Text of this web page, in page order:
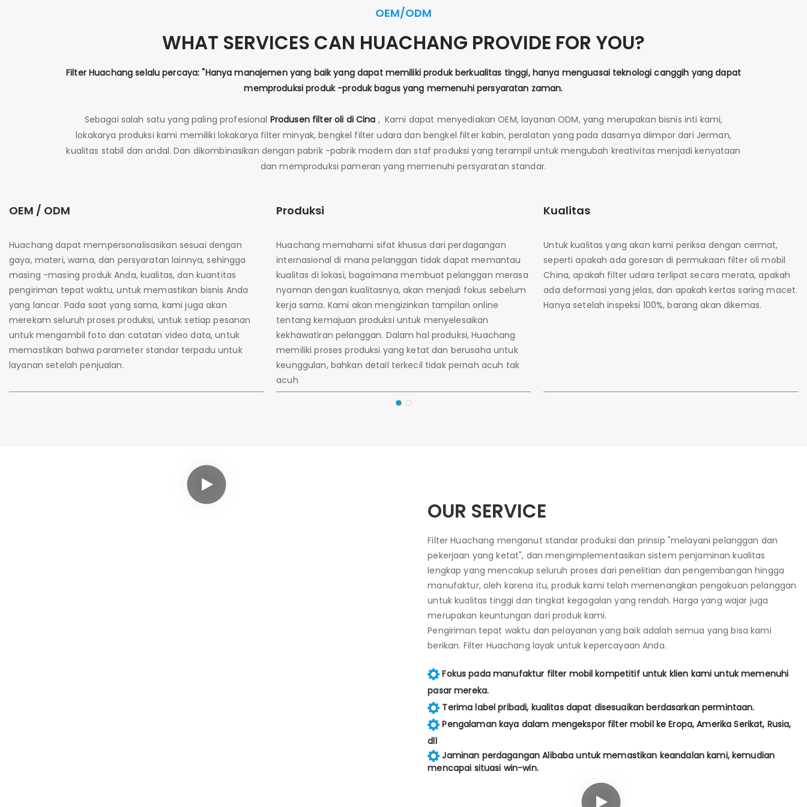
OEM/ODM
WHAT SERVICES CAN HUACHANG PROVIDE FOR YOU?
Filter Huachang selalu percaya: "Hanya manajemen yang baik yang dapat memiliki produk berkualitas tinggi, hanya menguasai teknologi canggih yang dapat
memproduksi produk -produk bagus yang memenuhi persyaratan zaman.
Sebagai salah satu yang paling profesional Produsen filter oli di Cina , Kami dapat menyediakan OEM, layanan ODM, yang merupakan bisnis inti kami,
lokakarya produksi kami memiliki lokakarya filter minyak, bengkel filter udara dan bengkel filter kabin, peralatan yang pada dasarnya diimpor dari Jerman,
kualitas stabil dan andal. Dan dikombinasikan dengan pabrik -pabrik modern dan staf produksi yang terampil untuk mengubah kreativitas menjadi kenyataan
dan memproduksi pameran yang memenuhi persyaratan standar.
OEM / ODM
Huachang dapat mempersonalisasikan sesuai dengan
gaya, materi, warna, dan persyaratan lainnya, sehingga
masing -masing produk Anda, kualitas, dan kuantitas
pengiriman tepat waktu, untuk memastikan bisnis Anda
yang lancar. Pada saat yang sama, kami juga akan
merekam seluruh proses produksi, untuk setiap pesanan
untuk mengambil foto dan catatan video data, untuk
memastikan bahwa parameter standar terpadu untuk
layanan setelah penjualan.
Produksi
Huachang memahami sifat khusus dari perdagangan
internasional di mana pelanggan tidak dapat memantau
kualitas di lokasi, bagaimana membuat pelanggan merasa
nyaman dengan kualitasnya, akan menjadi fokus sebelum
kerja sama. Kami akan mengizinkan tampilan online
tentang kemajuan produksi untuk menyelesaikan
kekhawatiran pelanggan. Dalam hal produksi, Huachang
memiliki proses produksi yang ketat dan berusaha untuk
keunggulan, bahkan detail terkecil tidak pernah acuh tak
acuh
Kualitas
Untuk kualitas yang akan kami periksa dengan cermat,
seperti apakah ada goresan di permukaan filter oli mobil
China, apakah filter udara terlipat secara merata, apakah
ada deformasi yang jelas, dan apakah kertas saring macet.
Hanya setelah inspeksi 100%, barang akan dikemas.
OUR SERVICE
Filter Huachang menganut standar produksi dan prinsip "melayani pelanggan dan
pekerjaan yang ketat", dan mengimplementasikan sistem penjaminan kualitas
lengkap yang mencakup seluruh proses dari penelitian dan pengembangan hingga
manufaktur, oleh karena itu, produk kami telah memenangkan pengakuan pelanggan
untuk kualitas tinggi dan tingkat kegagalan yang rendah. Harga yang wajar juga
merupakan keuntungan dari produk kami.
Pengiriman tepat waktu dan pelayanan yang baik adalah semua yang bisa kami
berikan. Filter Huachang layak untuk kepercayaan Anda.
Fokus pada manufaktur filter mobil kompetitif untuk klien kami untuk memenuhi
pasar mereka.
Terima label pribadi, kualitas dapat disesuaikan berdasarkan permintaan.
Pengalaman kaya dalam mengekspor filter mobil ke Eropa, Amerika Serikat, Rusia,
dll
Jaminan perdagangan Alibaba untuk memastikan keandalan kami, kemudian
mencapai situasi win-win.